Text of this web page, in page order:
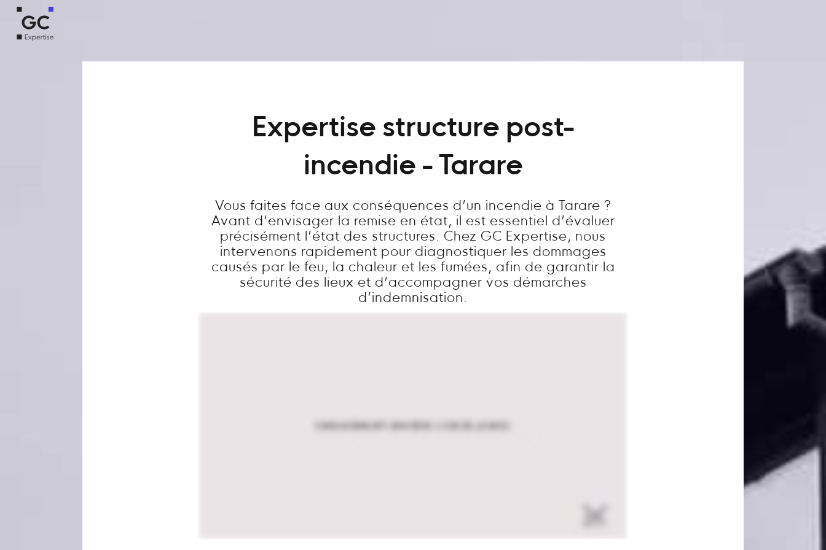
Expertise structure post-
incendie - Tarare
Vous faites face aux conséquences d’un incendie à Tarare ?
Avant d’envisager la remise en état, il est essentiel d’évaluer
précisément l’état des structures. Chez GC Expertise, nous
intervenons rapidement pour diagnostiquer les dommages
causés par le feu, la chaleur et les fumées, afin de garantir la
sécurité des lieux et d’accompagner vos démarches
d’indemnisation.